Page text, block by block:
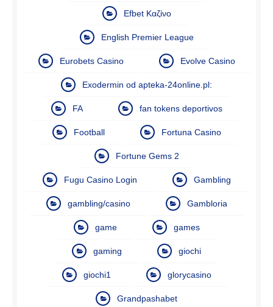
Efbet Καζίνο
English Premier League
Eurobets Casino Evolve Casino
Exodermin od apteka-24online.pl:
FA fan tokens deportivos
Football Fortuna Casino
Fortune Gems 2
Fugu Casino Login Gambling
gambling/casino Gambloria
game games
gaming giochi
giochi1 glorycasino
Grandpashabet